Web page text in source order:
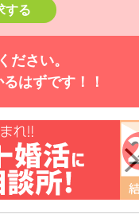
する
ださい。
はずです！！